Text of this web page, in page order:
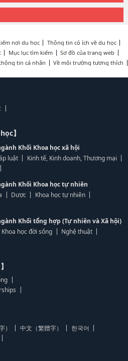
nơi du học
Thông tin có ích về du học
Mục lục tìm kiếm
Sơ đồ của trang web
tin cá nhân Về môi trường tương thích
】
Khối Khoa học xã hội
luật
Kinh tế, Kinh doanh, Thương mại
Khối Khoa học tự nhiên
Dược
Khoa học tự nhiên
Khối tổng hợp (Tự nhiên và Xã hội)
Khoa học đời sống
Nghệ thuật
） 中文（繁體字）
한국어